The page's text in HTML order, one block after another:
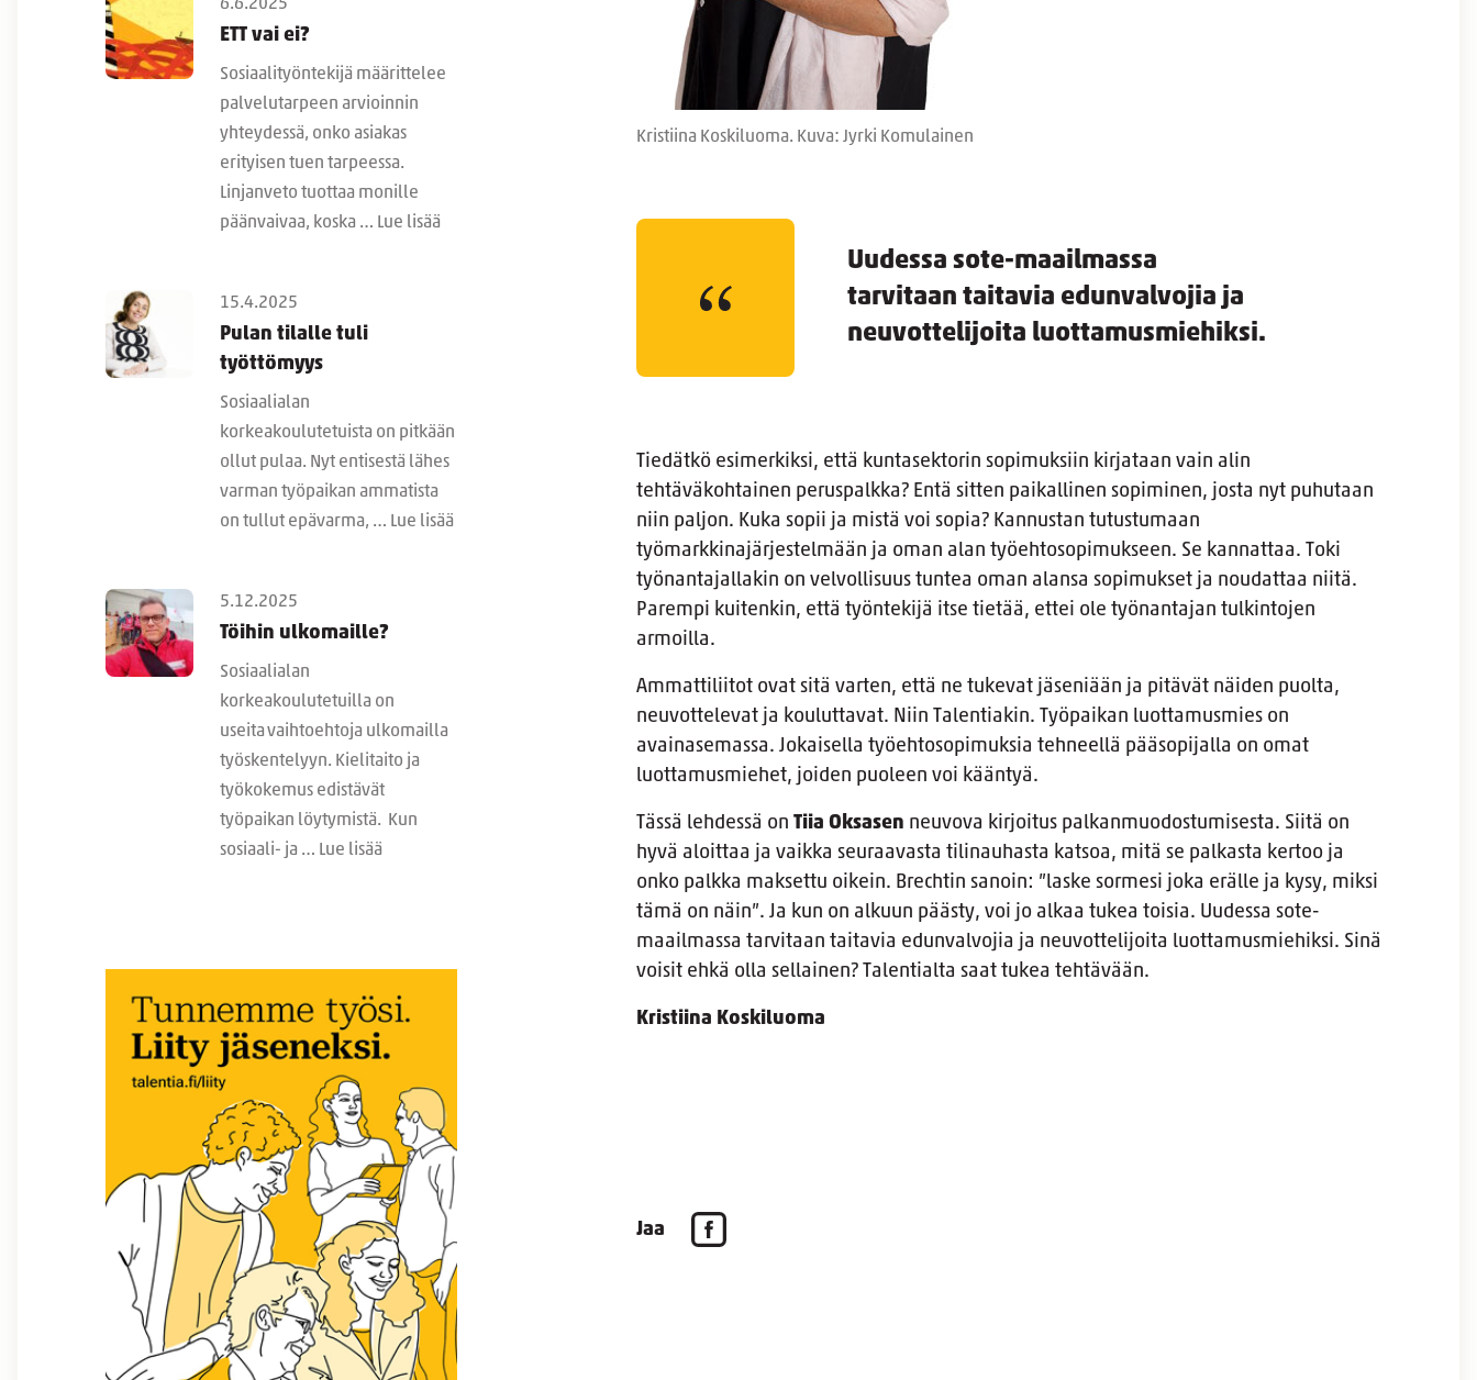
6.6.2025
ETT vai ei?
Sosiaalityöntekijä määrittelee
palvelutarpeen arvioinnin
yhteydessä, onko asiakas
erityisen tuen tarpeessa.
Linjanveto tuottaa monille
päänvaivaa, koska … Lue lisää
15.4.2025
Pulan tilalle tuli
työttömyys
Sosiaalialan
korkeakoulutetuista on pitkään
ollut pulaa. Nyt entisestä lähes
varman työpaikan ammatista
on tullut epävarma, … Lue lisää
5.12.2025
Töihin ulkomaille?
Sosiaalialan
korkeakoulutetuilla on
useita vaihtoehtoja ulkomailla
työskentelyyn. Kielitaito ja
työkokemus edistävät
työpaikan löytymistä. Kun
sosiaali- ja … Lue lisää
Kristiina Koskiluoma. Kuva: Jyrki Komulainen
Uudessa sote-maailmassa
tarvitaan taitavia edunvalvojia ja
neuvottelijoita luottamusmiehiksi.
Tiedätkö esimerkiksi, että kuntasektorin sopimuksiin kirjataan vain alin
tehtäväkohtainen peruspalkka? Entä sitten paikallinen sopiminen, josta nyt puhutaan
niin paljon. Kuka sopii ja mistä voi sopia? Kannustan tutustumaan
työmarkkinajärjestelmään ja oman alan työehtosopimukseen. Se kannattaa. Toki
työnantajallakin on velvollisuus tuntea oman alansa sopimukset ja noudattaa niitä.
Parempi kuitenkin, että työntekijä itse tietää, ettei ole työnantajan tulkintojen
armoilla.
Ammattiliitot ovat sitä varten, että ne tukevat jäseniään ja pitävät näiden puolta,
neuvottelevat ja kouluttavat. Niin Talentiakin. Työpaikan luottamusmies on
avainasemassa. Jokaisella työehtosopimuksia tehneellä pääsopijalla on omat
luottamusmiehet, joiden puoleen voi kääntyä.
Tässä lehdessä on Tiia Oksasen neuvova kirjoitus palkanmuodostumisesta. Siitä on
hyvä aloittaa ja vaikka seuraavasta tilinauhasta katsoa, mitä se palkasta kertoo ja
onko palkka maksettu oikein. Brechtin sanoin: ”laske sormesi joka erälle ja kysy, miksi
tämä on näin”. Ja kun on alkuun päästy, voi jo alkaa tukea toisia. Uudessa sote-
maailmassa tarvitaan taitavia edunvalvojia ja neuvottelijoita luottamusmiehiksi. Sinä
voisit ehkä olla sellainen? Talentialta saat tukea tehtävään.
Kristiina Koskiluoma
Jaa